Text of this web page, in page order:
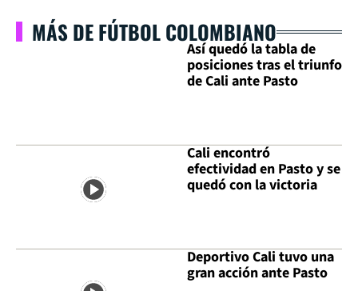
MÁS DE FÚTBOL COLOMBIANO
Así quedó la tabla de
posiciones tras el triunfo
de Cali ante Pasto
Cali encontró
efectividad en Pasto y se
quedó con la victoria
Deportivo Cali tuvo una
gran acción ante Pasto